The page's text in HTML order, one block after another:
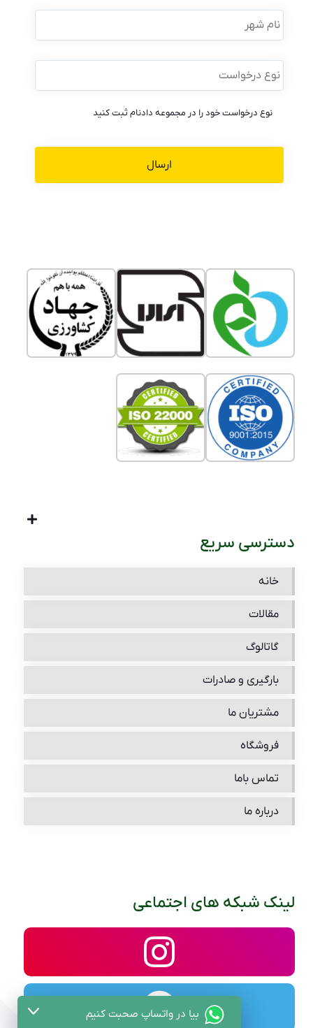
نام
شهر
نوع
درخواست *
نوع درخواست خود را در مجموعه دادنام ثبت کنید
دسترسی سریع
خانه
مقالات
گاتالوگ
بارگیری و صادرات
مشتریان ما
فروشگاه
تماس باما
درباره ما
لینک شبکه های اجتماعی
بیا در واتساپ صحبت کنیم